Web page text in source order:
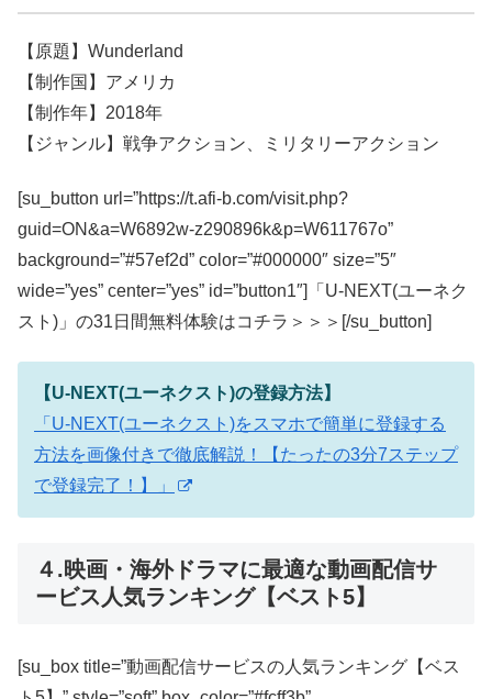
【原題】Wunderland
【制作国】アメリカ
【制作年】2018年
【ジャンル】戦争アクション、ミリタリーアクション
[su_button url=”https://t.afi-b.com/visit.php?
guid=ON&a=W6892w-z290896k&p=W611767o”
background=”#57ef2d” color=”#000000″ size=”5″
wide=”yes” center=”yes” id=”button1″]「U-NEXT(ユーネク
スト)」の31日間無料体験はコチラ＞＞＞[/su_button]
【U-NEXT(ユーネクスト)の登録方法】
「U-NEXT(ユーネクスト)をスマホで簡単に登録する
方法を画像付きで徹底解説！【たったの3分7ステップ
で登録完了！】」
４.映画・海外ドラマに最適な動画配信サ
ービス人気ランキング【ベスト5】
[su_box title=”動画配信サービスの人気ランキング【ベス